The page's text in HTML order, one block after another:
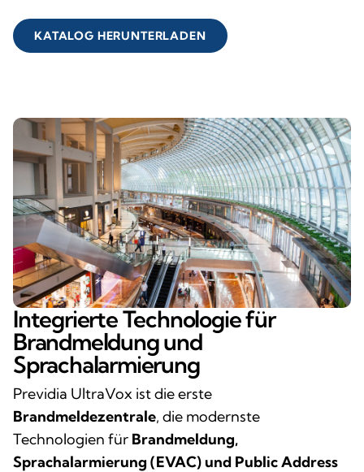
KATALOG HERUNTERLADEN
Integrierte Technologie für
Brandmeldung und
Sprachalarmierung
Previdia UltraVox ist die erste
Brandmeldezentrale, die modernste
Technologien für Brandmeldung,
Sprachalarmierung (EVAC) und Public Address